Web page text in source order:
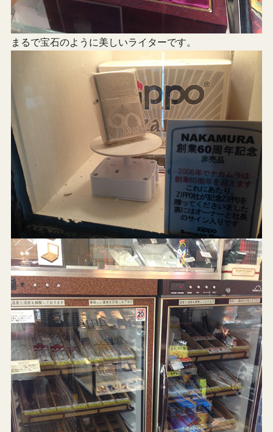
まるで宝石のように美しいライターです。